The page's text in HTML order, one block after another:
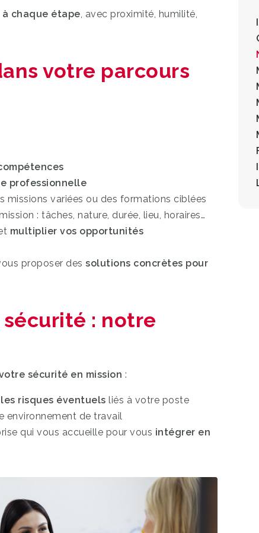
chaque étape, avec proximité, humilité,
votre parcours
professionnelle
missions variées ou des formations ciblées
: tâches, nature, durée, lieu, horaires…
multiplier vos opportunités
proposer dessolutions concrètes pour
: notre
sécurité en mission :
risques éventuels liés à votre poste
environnement de travail
qui vous accueille pour vous intégrer en